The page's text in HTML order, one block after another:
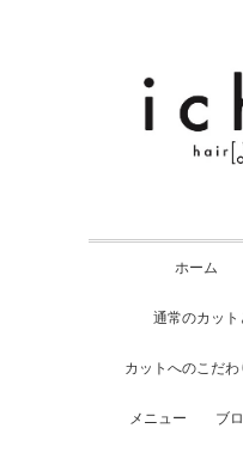
ホーム
通常のカッ
カットへのこだわ
メニュー ブ